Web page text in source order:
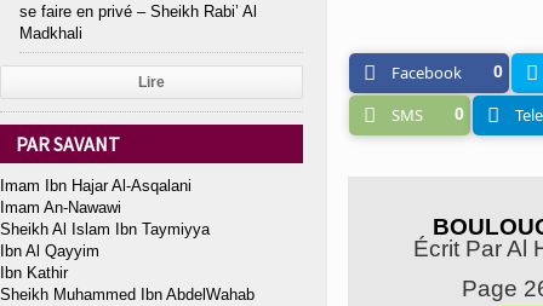
Facebook 0
SMS 0
Écrit Par Al
Page
se faire en privé – Sheikh Rabi’ Al
Madkhali
Lire
PAR SAVANT
Imam Ibn Hajar Al-Asqalani
Imam An-Nawawi
Sheikh Al Islam Ibn Taymiyya
Ibn Al Qayyim
Ibn Kathir
Sheikh Muhammed Ibn AbdelWahab